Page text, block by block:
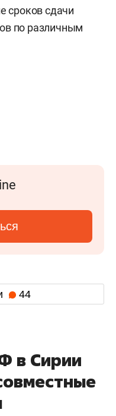
сроков сдачи
по различным
44
в Сирии